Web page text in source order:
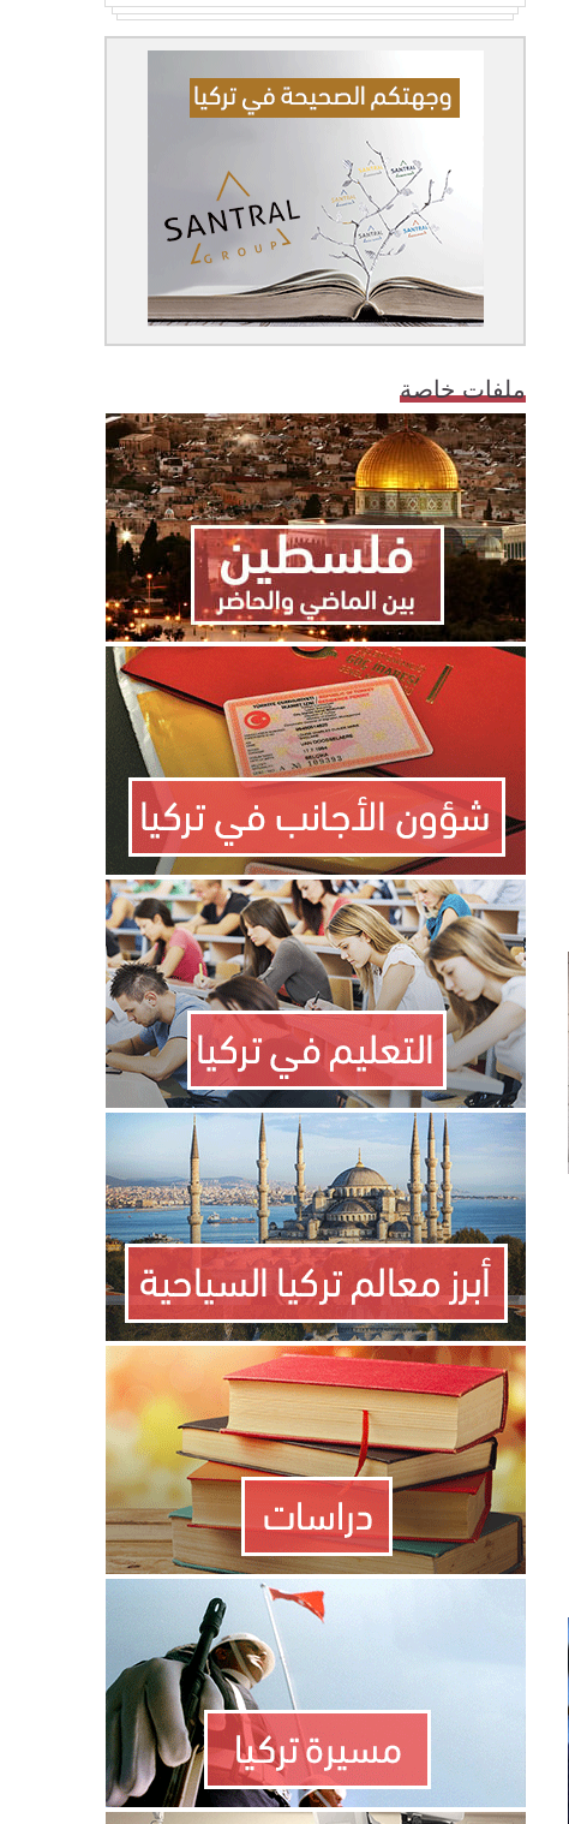
ملفات خاصة